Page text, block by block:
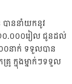
បាននាំយកនូវ
០.០០០រៀល ជូនដល់
០នាក់ ទទួលបាន
ក្នុងម្នាក់ៗទទួល